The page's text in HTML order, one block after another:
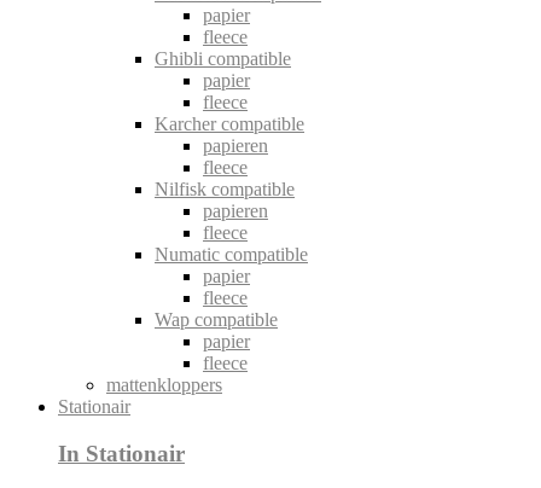
papier
fleece
Ghibli compatible
papier
fleece
Karcher compatible
papieren
fleece
Nilfisk compatible
papieren
fleece
Numatic compatible
papier
fleece
Wap compatible
papier
fleece
mattenkloppers
Stationair
In Stationair